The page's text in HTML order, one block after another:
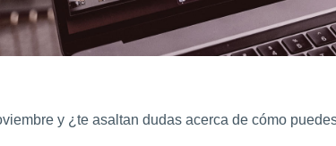
y ¿te asaltan dudas acerca de cómo